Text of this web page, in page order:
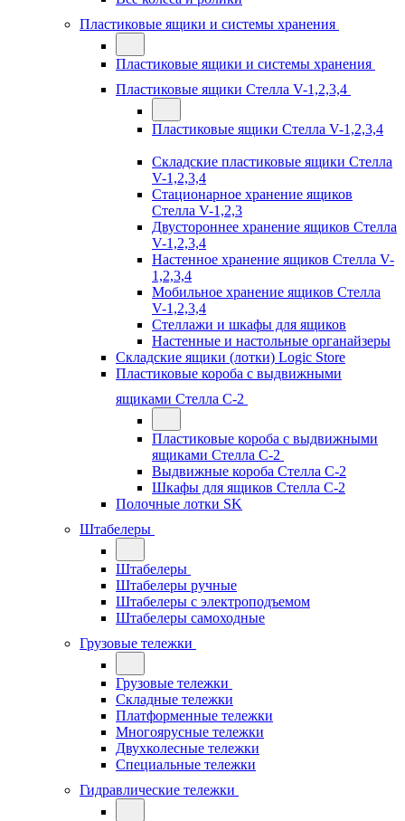
Пластиковые ящики и системы хранения
Пластиковые ящики и системы хранения
Пластиковые ящики Стелла V-1,2,3,4
Пластиковые ящики Стелла V-1,2,3,4
Складские пластиковые ящики Стелла
V-1,2,3,4
Стационарное хранение ящиков
Стелла V-1,2,3
Двустороннее хранение ящиков Стелла
V-1,2,3,4
Настенное хранение ящиков Стелла V-
1,2,3,4
Мобильное хранение ящиков Стелла
V-1,2,3,4
Стеллажи и шкафы для ящиков
Настенные и настольные органайзеры
Складские ящики (лотки) Logiс Store
Пластиковые короба с выдвижными
ящиками Стелла С-2
Пластиковые короба с выдвижными
ящиками Стелла С-2
Выдвижные короба Стелла С-2
Шкафы для ящиков Стелла С-2
Полочные лотки SK
Штабелеры
Штабелеры
Штабелеры ручные
Штабелеры с электроподъемом
Штабелеры самоходные
Грузовые тележки
Грузовые тележки
Складные тележки
Платформенные тележки
Многоярусные тележки
Двухколесные тележки
Специальные тележки
Гидравлические тележки